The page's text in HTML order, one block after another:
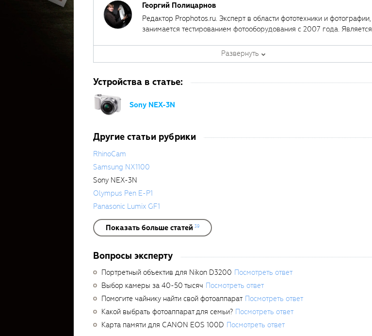
Георгий Полицарнов
Редактор Prophotos.ru. Эксперт в области фототехники и фотографии,
занимается тестированием фотооборудования с 2007 года. Является
Развернуть
Устройства в статье:
Sony NEX-3N
Другие статьи рубрики
RhinoCam
Samsung NX1100
Sony NEX-3N
Olympus Pen E-P1
Panasonic Lumix GF1
Показать больше статей 39
Вопросы эксперту
Портретный объектив для Nikon D3200 Посмотреть ответ
Выбор камеры за 40-50 тысяч Посмотреть ответ
Помогите чайнику найти свой фотоаппарат Посмотреть ответ
Какой выбрать фотоаппарат для семьи? Посмотреть ответ
Карта памяти для CANON EOS 100D Посмотреть ответ